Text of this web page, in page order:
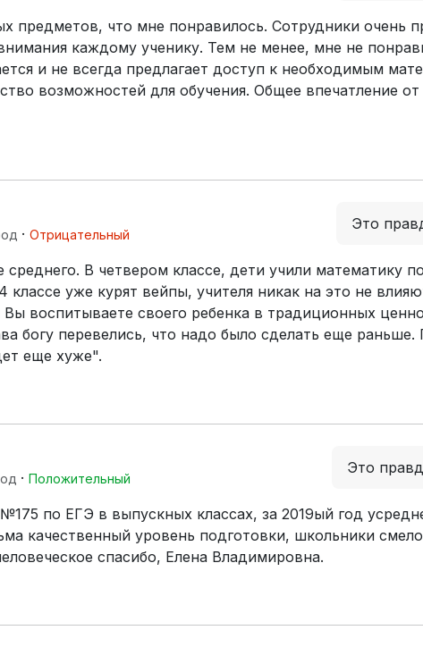
предметов, что мне понравилось. Сотрудники очень
каждому ученику. Тем не менее, мне не
и не всегда предлагает доступ к необходимым
возможностей для обучения. Общее впечатление
· Отрицательный
Это
В четвером классе, дети учили математику
уже курят вейпы, учителя никак на это не
воспитываете своего ребенка в традиционных
богу перевелись, что надо было сделать еще раньше.
еще хуже".
· Положительный
Это
по ЕГЭ в выпускных классах, за 2019ый год
качественный уровень подготовки, школьники
спасибо, Елена Владимировна.